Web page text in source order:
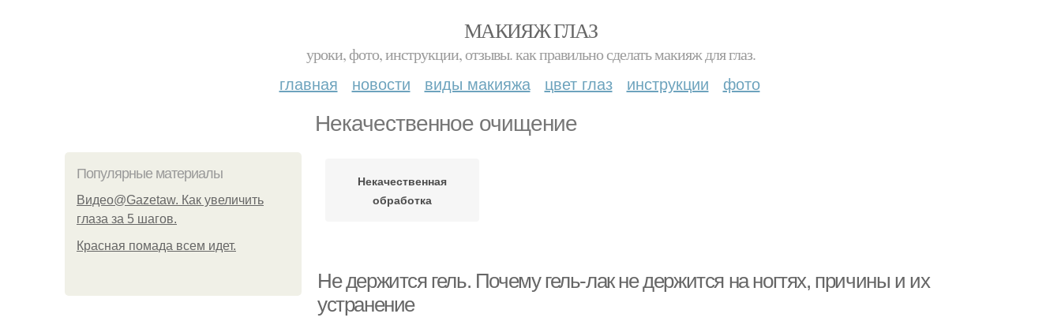
МАКИЯЖ ГЛАЗ
уроки, фото, инструкции, отзывы. как правильно сделать макияж для глаз.
главная новости виды макияжа цвет глаз инструкции фото
Некачественное очищение
Популярные материалы
Видео@Gazetaw. Как увеличить
глаза за 5 шагов.
Красная помада всем идет.
Некачественная
обработка
Не держится гель. Почему гель-лак не держится на ногтях, причины и их
устранение